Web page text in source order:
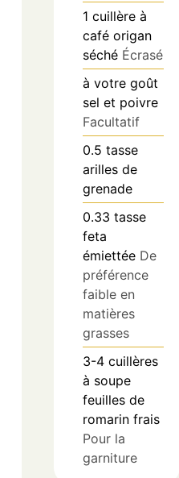
1 cuillère à
café origan
séché Écrasé
à votre goût
sel et poivre
Facultatif
0.5 tasse
arilles de
grenade
0.33 tasse
feta
émiettée De
préférence
faible en
matières
grasses
3-4 cuillères
à soupe
feuilles de
romarin frais
Pour la
garniture